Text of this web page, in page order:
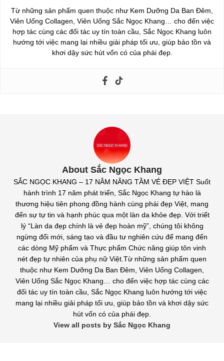
Từ những sản phẩm quen thuộc như Kem Dưỡng Da Ban Đêm,
Viên Uống Collagen, Viên Uống Sắc Ngọc Khang… cho đến việc
hợp tác cùng các đối tác uy tín toàn cầu, Sắc Ngọc Khang luôn
hướng tới việc mang lại nhiều giải pháp tối ưu, giúp bảo tồn và
khơi dậy sức hút vốn có của phái đẹp.
About Sắc Ngọc Khang
SẮC NGỌC KHANG – 17 NĂM NÂNG TẦM VẺ ĐẸP VIỆT Suốt
hành trình 17 năm phát triển, Sắc Ngọc Khang tự hào là
thương hiệu tiên phong đồng hành cùng phái đẹp Việt, mang
đến sự tự tin và hạnh phúc qua một làn da khỏe đẹp. Với triết
lý “Làn da đẹp chính là vẻ đẹp hoàn mỹ”, chúng tôi không
ngừng đổi mới, sáng tạo và đầu tư nghiên cứu để mang đến
các dòng Mỹ phẩm và Thực phẩm Chức năng giúp tôn vinh
nét đẹp tự nhiên của phụ nữ Việt.Từ những sản phẩm quen
thuộc như Kem Dưỡng Da Ban Đêm, Viên Uống Collagen,
Viên Uống Sắc Ngọc Khang… cho đến việc hợp tác cùng các
đối tác uy tín toàn cầu, Sắc Ngọc Khang luôn hướng tới việc
mang lại nhiều giải pháp tối ưu, giúp bảo tồn và khơi dậy sức
hút vốn có của phái đẹp.
View all posts by Sắc Ngọc Khang